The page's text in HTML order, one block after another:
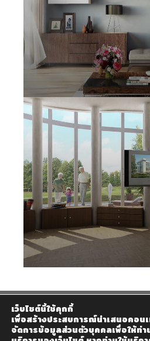
เว็บไซต์นี้ใช้คุกกี้
เพื่อสร้างประสบการณ์นำเสนอคอน
จัดการข้อมูลส่วนตัวบุคคลเพื่อให้ท่